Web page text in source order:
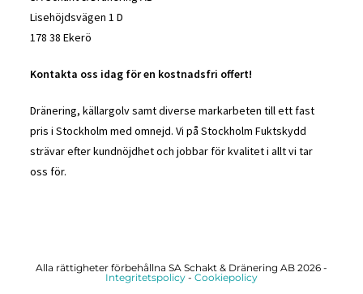
Lisehöjdsvägen 1 D
178 38 Ekerö
Kontakta oss idag för en kostnadsfri offert!
Dränering, källargolv samt diverse markarbeten till ett fast
pris i Stockholm med omnejd. Vi på Stockholm Fuktskydd
strävar efter kundnöjdhet och jobbar för kvalitet i allt vi tar
oss för.
Alla rättigheter förbehållna SA Schakt & Dränering AB 2026 -
Integritetspolicy - Cookiepolicy